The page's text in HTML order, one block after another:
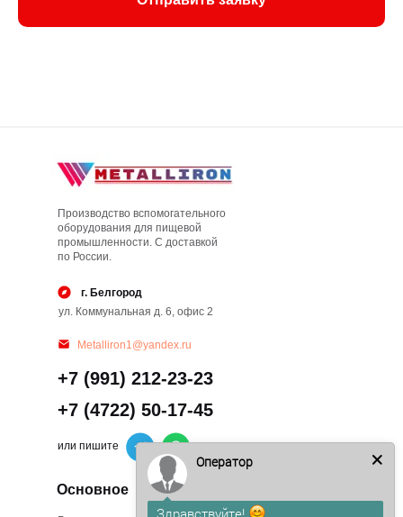
Производство вспомогательного
оборудования для пищевой
промышленности. С доставкой
по России.
г. Белгород
ул. Коммунальная д. 6, офис 2
+7 (991) 212-23-23
Metalliron1@yandex.ru
Основное
или пишите
+7 (4722) 50-17-45
Оператор